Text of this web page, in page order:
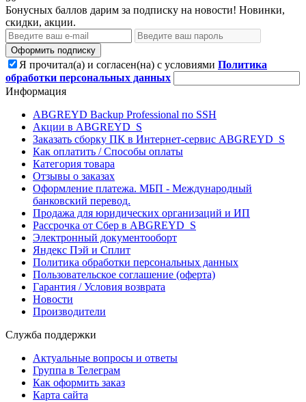
Бонусных баллов дарим за подписку на новости! Новинки,
скидки, акции.
Оформить подписку
Я прочитал(а) и согласен(на) с условиями Политика
обработки персональных данных
Информация
ABGREYD Backup Professional по SSH
Акции в ABGREYD_S
Заказать сборку ПК в Интернет-сервис ABGREYD_S
Как оплатить / Способы оплаты
Категория товара
Отзывы о заказах
Оформление платежа. МБП - Международный
банковский перевод.
Продажа для юридических организаций и ИП
Рассрочка от Сбер в ABGREYD_S
Электронный документооборт
Яндекс Пэй и Сплит
Политика обработки персональных данных
Пользовательское соглашение (оферта)
Гарантия / Условия возврата
Новости
Производители
Служба поддержки
Актуальные вопросы и ответы
Группа в Телеграм
Как оформить заказ
Карта сайта